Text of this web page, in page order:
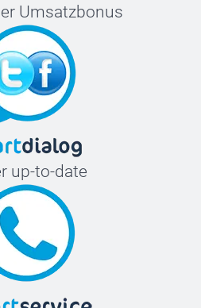
Umsatzbonus
up-to-date